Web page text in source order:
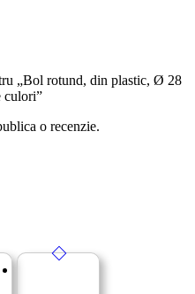
„Bol rotund, din plastic, Ø 28
culori”
o recenzie.